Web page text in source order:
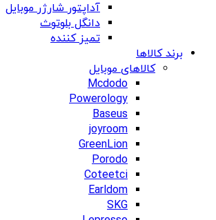
آداپتور شارژر موبایل
دانگل بلوتوث
تمیز کننده
برند کالاها
کالاهای موبایل
Mcdodo
Powerology
Baseus
joyroom
GreenLion
Porodo
Coteetci
Earldom
SKG